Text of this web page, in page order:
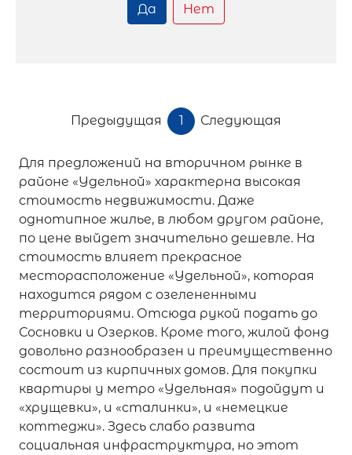
Да Нет
Предыдущая 1 Следующая
Для предложений на вторичном рынке в
районе «Удельной» характерна высокая
стоимость недвижимости. Даже
однотипное жилье, в любом другом районе,
по цене выйдет значительно дешевле. На
стоимость влияет прекрасное
месторасположение «Удельной», которая
находится рядом с озелененными
территориями. Отсюда рукой подать до
Сосновки и Озерков. Кроме того, жилой фонд
довольно разнообразен и преимущественно
состоит из кирпичных домов. Для покупки
квартиры у метро «Удельная» подойдут и
«хрущевки», и «сталинки», и «немецкие
коттеджи». Здесь слабо развита
социальная инфраструктура, но этот